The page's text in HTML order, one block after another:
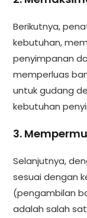
Berikutnya,
kebutuhan,
penyimpanan
memperluas
untuk gudang
kebutuhan
3.
Selanjutnya,
sesuai dengan
(pengambilan
adalah salah